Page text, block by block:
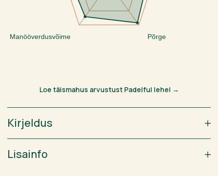
Põrge
Manööverdusvõime
Loe täismahus arvustust Padelful lehel →
Kirjeldus
Lisainfo